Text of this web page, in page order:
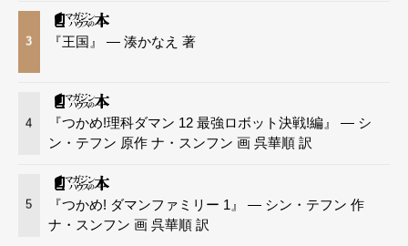
3 『王国』 — 湊かなえ 著
4
『つかめ!理科ダマン 12 最強ロボット決戦!編』 — シ
ン・テフン 原作 ナ・スンフン 画 呉華順 訳
5
『つかめ! ダマンファミリー 1』 — シン・テフン 作
ナ・スンフン 画 呉華順 訳